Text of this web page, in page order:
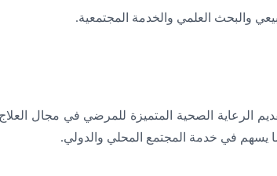
والبحث العلمي والخدمة المجتمعية.
الرعاية الصحية المتميزة للمرضي في مجال
يسهم في خدمة المجتمع المحلي والدولي.